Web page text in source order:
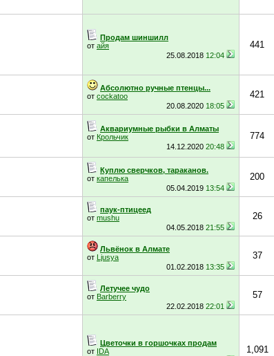
Продам шиншилл
от айя
25.08.2018 12:04
441
Абсолютно ручные птенцы...
от cockatoo
20.08.2020 18:05
421
Аквариумные рыбки в Алматы
от Крольчик
14.12.2020 20:48
774
Куплю сверчков, тараканов.
от капелька
05.04.2019 13:54
200
паук-птицеед
от mushu
04.05.2018 21:55
26
Львёнок в Алмате
от Ljusya
01.02.2018 13:35
37
Летучее чудо
от Barberry
22.02.2018 22:01
57
Цветочки в горшочках продам
от IDA
1,091